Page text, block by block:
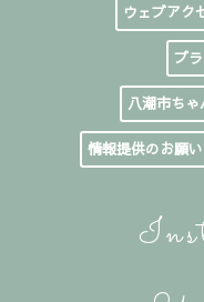
ウェブアク
プ
八潮市ち
情報提供のお願い